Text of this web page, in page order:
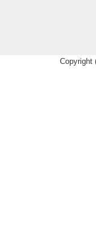
Copyright